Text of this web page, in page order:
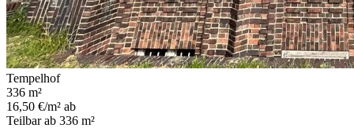
Tempelhof
336 m²
16,50 €/m² ab
Teilbar ab 336 m²